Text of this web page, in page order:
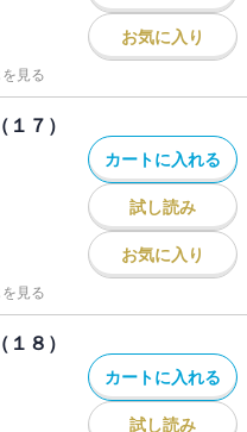
お気に入り
見る
７）
カートに入れる
試し読み
お気に入り
見る
８）
カートに入れる
試し読み